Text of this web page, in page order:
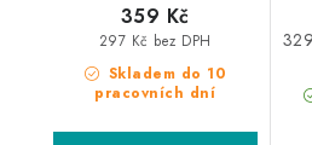
Skladem do 10
pracovních dní
297 Kč bez DPH
359 Kč